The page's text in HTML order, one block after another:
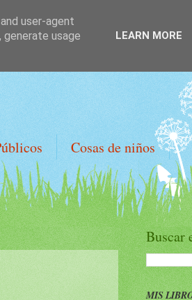
Cosas de niños
Buscar
MIS
user-agent
usage
LEARN MORE